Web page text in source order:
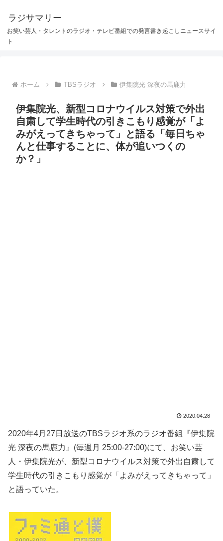
ラジサマリー
お笑い芸人・タレントのラジオ・テレビ番組での発言書き起こしニュースサイ
ト
ホーム TBSラジオ 伊集院光 深夜の馬鹿力
伊集院光、新型コロナウイルス対策で外出
自粛して学生時代の引きこもり感覚が「よ
みがえってきちゃって」と語る「毎日ちゃ
んと仕事することに、体が追いつくの
か？」
2020.04.28
2020年4月27日放送のTBSラジオ系のラジオ番組『伊集院
光 深夜の馬鹿力』(毎週月 25:00-27:00)にて、お笑い芸
人・伊集院光が、新型コロナウイルス対策で外出自粛して
学生時代の引きこもり感覚が「よみがえってきちゃって」
と語っていた。